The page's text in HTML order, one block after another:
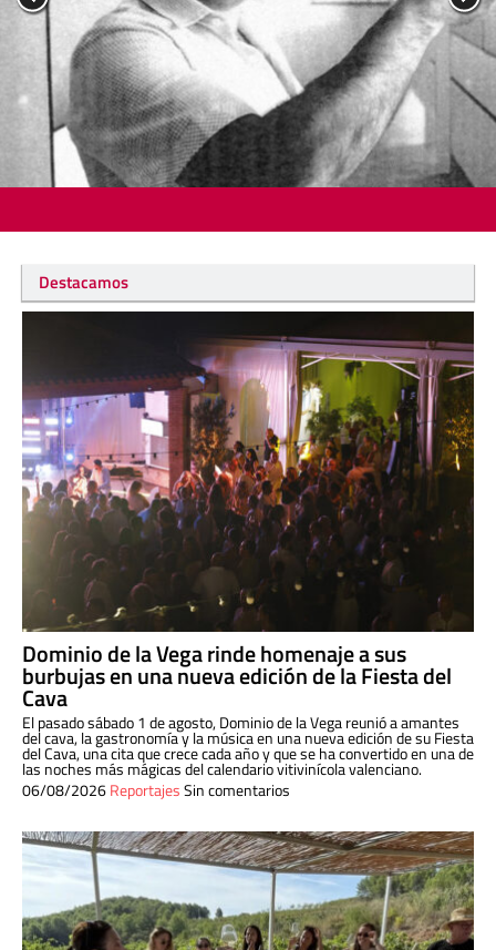
Destacamos
Dominio de la Vega rinde homenaje a sus
burbujas en una nueva edición de la Fiesta del
Cava
El pasado sábado 1 de agosto, Dominio de la Vega reunió a amantes
del cava, la gastronomía y la música en una nueva edición de su Fiesta
del Cava, una cita que crece cada año y que se ha convertido en una de
las noches más mágicas del calendario vitivinícola valenciano.
06/08/2026ReportajesSin comentarios